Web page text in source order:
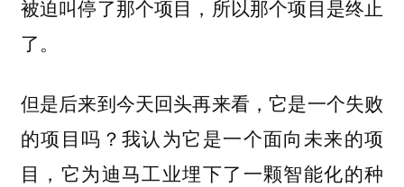
被迫叫停了那个项目，所以那个项目是终止
了。
但是后来到今天回头再来看，它是一个失败
的项目吗？我认为它是一个面向未来的项
目，它为迪马工业埋下了一颗智能化的种